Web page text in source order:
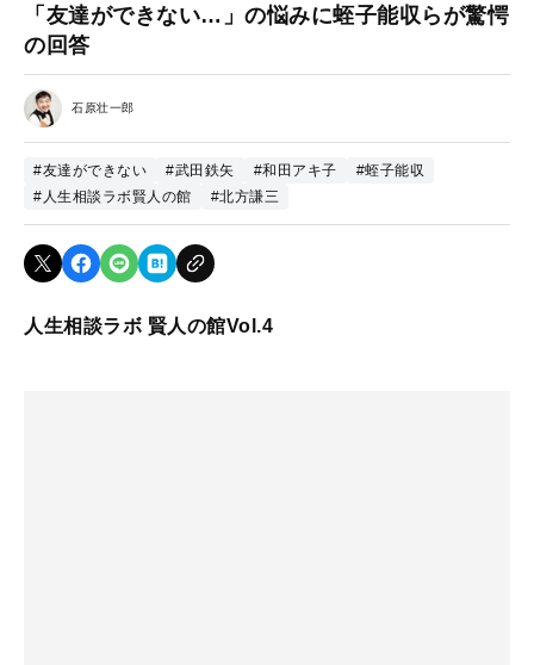
「友達ができない…」の悩みに蛭子能収らが驚愕
の回答
石原壮一郎
#友達ができない #武田鉄矢 #和田アキ子
#蛭子能収
#人生相談ラボ賢人の館
#北方謙三
人生相談ラボ 賢人の館Vol.4